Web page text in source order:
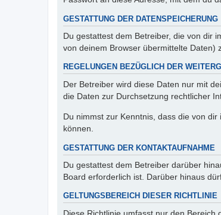
GESTATTUNG DER DATENSPEICHERUNG
Du gestattest dem Betreiber, die von dir
von deinem Browser übermittelte Daten)
REGELUNGEN BEZÜGLICH DER
Der Betreiber wird diese Daten nur mit
die Daten zur Durchsetzung rechtlicher
Du nimmst zur Kenntnis, dass die von
können.
GESTATTUNG DER KONTAKTAUFNAHME
Du gestattest dem Betreiber darüber
Board erforderlich ist. Darüber hinaus
GELTUNGSBEREICH DIESER RICHTLINIE
Diese Richtlinie umfasst nur den